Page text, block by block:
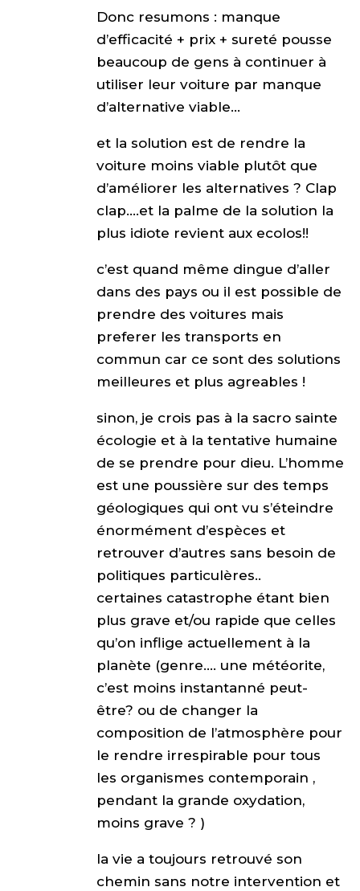
Donc resumons : manque
d’efficacité + prix + sureté pousse
beaucoup de gens à continuer à
utiliser leur voiture par manque
d’alternative viable…
et la solution est de rendre la
voiture moins viable plutôt que
d’améliorer les alternatives ? Clap
clap….et la palme de la solution la
plus idiote revient aux ecolos!!
c’est quand même dingue d’aller
dans des pays ou il est possible de
prendre des voitures mais
preferer les transports en
commun car ce sont des solutions
meilleures et plus agreables !
sinon, je crois pas à la sacro sainte
écologie et à la tentative humaine
de se prendre pour dieu. L’homme
est une poussière sur des temps
géologiques qui ont vu s’éteindre
énormément d’espèces et
retrouver d’autres sans besoin de
politiques particulères..
certaines catastrophe étant bien
plus grave et/ou rapide que celles
qu’on inflige actuellement à la
planète (genre…. une météorite,
c’est moins instantanné peut-
être? ou de changer la
composition de l’atmosphère pour
le rendre irrespirable pour tous
les organismes contemporain ,
pendant la grande oxydation,
moins grave ? )
la vie a toujours retrouvé son
chemin sans notre intervention et